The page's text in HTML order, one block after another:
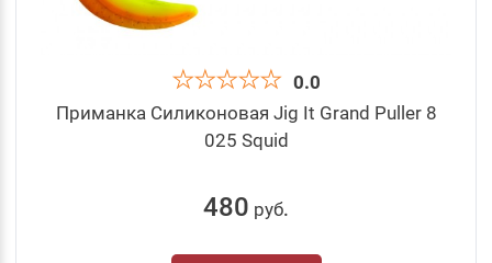
0.0
Приманка Силиконовая Jig It Grand Puller 8
025 Squid
480 руб.